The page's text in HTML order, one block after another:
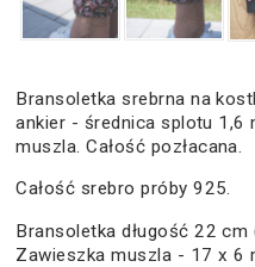
Bransoletka srebrna na
ankier - średnica splotu 1,6
muszla. Całość pozłacana.
Całość srebro próby 925.
Bransoletka długość 22
Zawieszka muszla - 17 x 6